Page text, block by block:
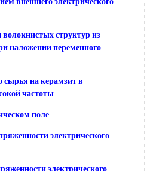
структур из
наложении переменного
сырья на керамзит в
частоты
поле
электрического
электрического